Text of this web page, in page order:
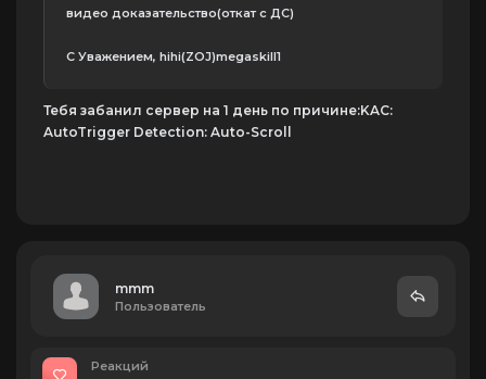
видео доказательство(откат с ДС)
C Уважением, hihi(ZOJ)megaskill1
Тебя забанил сервер на 1 день по причине:KAC:
AutoTrigger Detection: Auto-Scroll
mmm
Пользователь
Реакций